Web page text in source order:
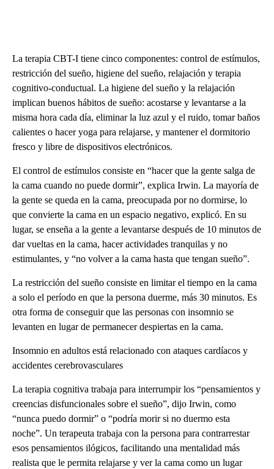
La terapia CBT-I tiene cinco componentes: control de estímulos,
restricción del sueño, higiene del sueño, relajación y terapia
cognitivo-conductual. La higiene del sueño y la relajación
implican buenos hábitos de sueño: acostarse y levantarse a la
misma hora cada día, eliminar la luz azul y el ruido, tomar baños
calientes o hacer yoga para relajarse, y mantener el dormitorio
fresco y libre de dispositivos electrónicos.
El control de estímulos consiste en “hacer que la gente salga de
la cama cuando no puede dormir”, explica Irwin. La mayoría de
la gente se queda en la cama, preocupada por no dormirse, lo
que convierte la cama en un espacio negativo, explicó. En su
lugar, se enseña a la gente a levantarse después de 10 minutos de
dar vueltas en la cama, hacer actividades tranquilas y no
estimulantes, y “no volver a la cama hasta que tengan sueño”.
La restricción del sueño consiste en limitar el tiempo en la cama
a solo el período en que la persona duerme, más 30 minutos. Es
otra forma de conseguir que las personas con insomnio se
levanten en lugar de permanecer despiertas en la cama.
Insomnio en adultos está relacionado con ataques cardíacos y
accidentes cerebrovasculares
La terapia cognitiva trabaja para interrumpir los “pensamientos y
creencias disfuncionales sobre el sueño”, dijo Irwin, como
“nunca puedo dormir” o “podría morir si no duermo esta
noche”. Un terapeuta trabaja con la persona para contrarrestar
esos pensamientos ilógicos, facilitando una mentalidad más
realista que le permita relajarse y ver la cama como un lugar